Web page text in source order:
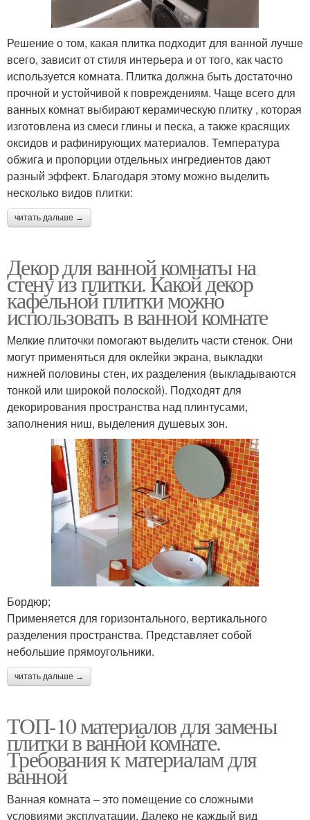
Решение о том, какая плитка подходит для ванной лучше
всего, зависит от стиля интерьера и от того, как часто
используется комната. Плитка должна быть достаточно
прочной и устойчивой к повреждениям. Чаще всего для
ванных комнат выбирают керамическую плитку , которая
изготовлена ​​из смеси глины и песка, а также красящих
оксидов и рафинирующих материалов. Температура
обжига и пропорции отдельных ингредиентов дают
разный эффект. Благодаря этому можно выделить
несколько видов плитки:
читать дальше →
Декор для ванной комнаты на
стену из плитки. Какой декор
кафельной плитки можно
использовать в ванной комнате
Мелкие плиточки помогают выделить части стенок. Они
могут применяться для оклейки экрана, выкладки
нижней половины стен, их разделения (выкладываются
тонкой или широкой полоской). Подходят для
декорирования пространства над плинтусами,
заполнения ниш, выделения душевых зон.
Бордюр;
Применяется для горизонтального, вертикального
разделения пространства. Представляет собой
небольшие прямоугольники.
читать дальше →
ТОП-10 материалов для замены
плитки в ванной комнате.
Требования к материалам для
ванной
Ванная комната – это помещение со сложными
условиями эксплуатации. Далеко не каждый вид